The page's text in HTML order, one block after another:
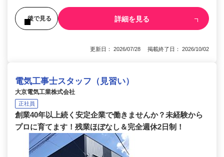
後で見る 詳細を見る
更新日： 2026/07/28 掲載終了日： 2026/10/02
電気工事士スタッフ（見習い）
大京電気工業株式会社
正社員
創業40年以上続く安定企業で働きませんか？未経験から
プロに育てます！残業ほぼなし＆完全週休2日制！